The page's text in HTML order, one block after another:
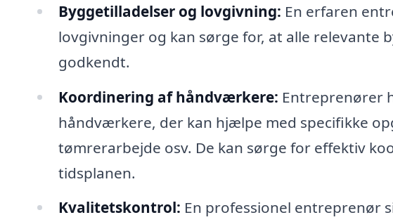
Byggetilladelser og lovgivning: En erfaren
lovgivninger og kan sørge for, at alle relevante
godkendt.
Koordinering af håndværkere: Entreprenører
håndværkere, der kan hjælpe med specifikke
tømrerarbejde osv. De kan sørge for effektiv
tidsplanen.
Kvalitetskontrol: En professionel entreprenør